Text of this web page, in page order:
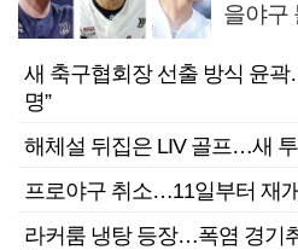
을야구
새 축구협회장 선출 방식 윤
명”
해체설 뒤집은 LIV 골프…새 투
프로야구 취소…11일부터 재개
라커룸 냉탕 등장…폭염 경기